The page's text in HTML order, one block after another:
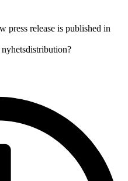
press release is published in